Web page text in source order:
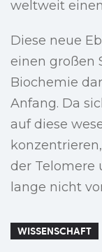
weltweit
Diese neue
einen großen
Biochemie
Anfang. Da
auf diese
der Telomere
lange nicht
WISSENSCHAFT